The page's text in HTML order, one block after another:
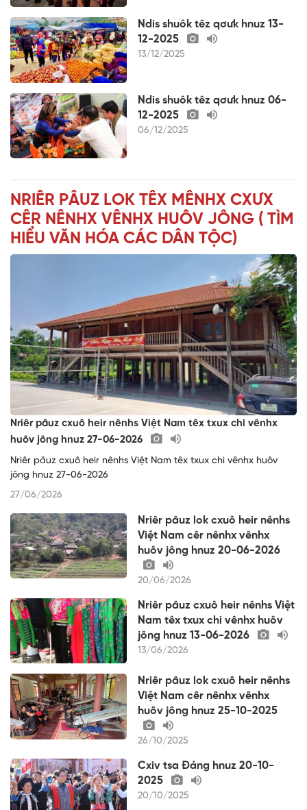
Ndis shuôk têz qơưk hnuz 13-
12-2025
13/12/2025
Ndis shuôk têz qơưk hnuz 06-
12-2025
06/12/2025
NRIÊR PÂUZ LOK TÊX MÊNHX CXƯX
CÊR NÊNHX VÊNHX HUÔV JÔNG ( TÌM
HIỂU VĂN HÓA CÁC DÂN TỘC)
Nriêr pâuz cxuô heir nênhs Việt Nam têx txux chi vênhx
huôv jông hnuz 27-06-2026
Nriêr pâuz cxuô heir nênhs Việt Nam têx txux chi vênhx huôv
jông hnuz 27-06-2026
27/06/2026
Nriêr pâuz lok cxuô heir nênhs
Việt Nam cêr nênhx vênhx
huôv jông hnuz 20-06-2026
20/06/2026
Nriêr pâuz cxuô heir nênhs Việt
Nam têx txux chi vênhx huôv
jông hnuz 13-06-2026
13/06/2026
Nriêr pâuz lok cxuô heir nênhs
Việt Nam cêr nênhx vênhx
huôv jông hnuz 25-10-2025
26/10/2025
Cxiv tsa Đảng hnuz 20-10-
2025
20/10/2025